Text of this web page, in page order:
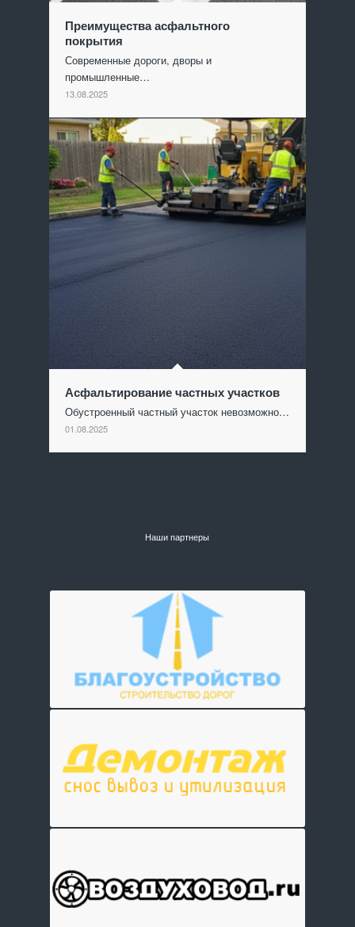
Преимущества асфальтного
покрытия
Современные дороги, дворы и
промышленные…
13.08.2025
Асфальтирование частных участков
Обустроенный частный участок невозможно…
01.08.2025
Наши партнеры